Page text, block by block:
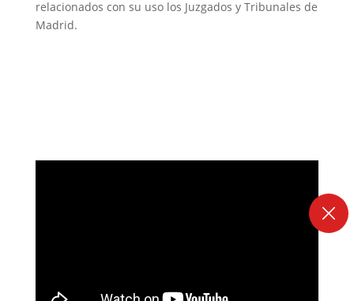
relacionados con su uso los Juzgados y Tribunales de
Madrid.